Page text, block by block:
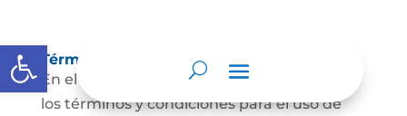
Abrir barra de herramientas
Términos y condiciones
En el presente documento se establecen
los términos y condiciones para el uso de